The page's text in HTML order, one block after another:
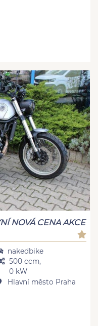
NOVÁ CENA AKCE
nakedbike
500 ccm,
0 kW
Hlavní město Praha